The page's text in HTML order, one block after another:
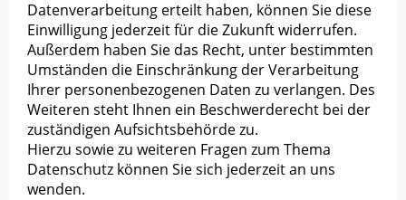
Datenverarbeitung erteilt haben, können Sie diese
Einwilligung jederzeit für die Zukunft widerrufen.
Außerdem haben Sie das Recht, unter bestimmten
Umständen die Einschränkung der Verarbeitung
Ihrer personenbezogenen Daten zu verlangen. Des
Weiteren steht Ihnen ein Beschwerderecht bei der
zuständigen Aufsichtsbehörde zu.
Hierzu sowie zu weiteren Fragen zum Thema
Datenschutz können Sie sich jederzeit an uns
wenden.